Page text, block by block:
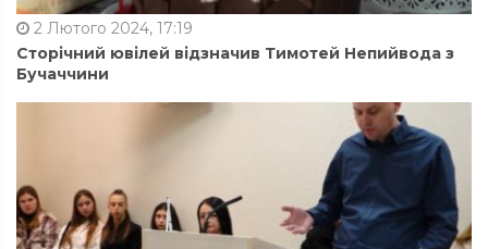
2 Лютого 2024, 17:19
Сторічний ювілей відзначив Тимотей Непийвода з
Бучаччини